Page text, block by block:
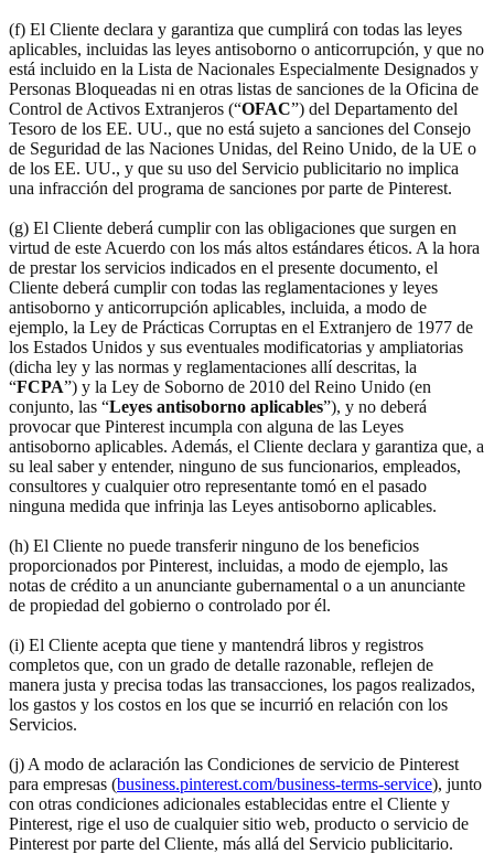
(f) El Cliente declara y garantiza que cumplirá con todas las leyes
aplicables, incluidas las leyes antisoborno o anticorrupción, y que no
está incluido en la Lista de Nacionales Especialmente Designados y
Personas Bloqueadas ni en otras listas de sanciones de la Oficina de
Control de Activos Extranjeros (“OFAC”) del Departamento del
Tesoro de los EE. UU., que no está sujeto a sanciones del Consejo
de Seguridad de las Naciones Unidas, del Reino Unido, de la UE o
de los EE. UU., y que su uso del Servicio publicitario no implica
una infracción del programa de sanciones por parte de Pinterest.
(g) El Cliente deberá cumplir con las obligaciones que surgen en
virtud de este Acuerdo con los más altos estándares éticos. A la hora
de prestar los servicios indicados en el presente documento, el
Cliente deberá cumplir con todas las reglamentaciones y leyes
antisoborno y anticorrupción aplicables, incluida, a modo de
ejemplo, la Ley de Prácticas Corruptas en el Extranjero de 1977 de
los Estados Unidos y sus eventuales modificatorias y ampliatorias
(dicha ley y las normas y reglamentaciones allí descritas, la
“FCPA”) y la Ley de Soborno de 2010 del Reino Unido (en
conjunto, las “Leyes antisoborno aplicables”), y no deberá
provocar que Pinterest incumpla con alguna de las Leyes
antisoborno aplicables. Además, el Cliente declara y garantiza que, a
su leal saber y entender, ninguno de sus funcionarios, empleados,
consultores y cualquier otro representante tomó en el pasado
ninguna medida que infrinja las Leyes antisoborno aplicables.
(h) El Cliente no puede transferir ninguno de los beneficios
proporcionados por Pinterest, incluidas, a modo de ejemplo, las
notas de crédito a un anunciante gubernamental o a un anunciante
de propiedad del gobierno o controlado por él.
(i) El Cliente acepta que tiene y mantendrá libros y registros
completos que, con un grado de detalle razonable, reflejen de
manera justa y precisa todas las transacciones, los pagos realizados,
los gastos y los costos en los que se incurrió en relación con los
Servicios.
(j) A modo de aclaración las Condiciones de servicio de Pinterest
para empresas (business.pinterest.com/business-terms-service), junto
con otras condiciones adicionales establecidas entre el Cliente y
Pinterest, rige el uso de cualquier sitio web, producto o servicio de
Pinterest por parte del Cliente, más allá del Servicio publicitario.